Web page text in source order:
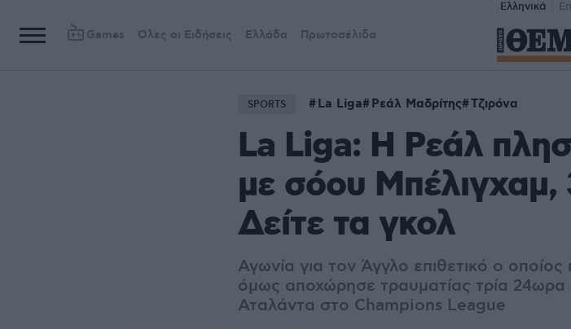
Ελληνικά
Games Όλες οι Ειδήσεις Ελλάδα Πρωτοσέλιδα
SPORTS La Liga Ρεάλ Μαδρίτης Τζιρόνα
La Liga: Η Ρεάλ
με σόου Μπέλιγχαμ,
Δείτε τα γκολ
Αγωνία για τον Άγγλο επιθετικό ο
όμως αποχώρησε τραυματίας τρία 24ωρα
Αταλάντα στο Champions League